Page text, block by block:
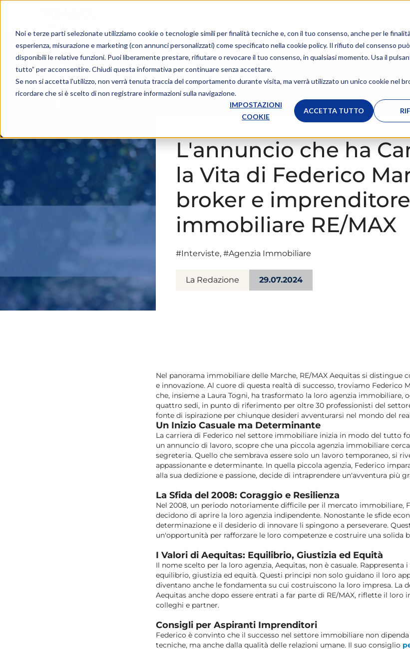
Noi e terze parti selezionate utilizziamo cookie o tecnologie simili per finalità tecniche e, con il tuo consenso, anche per le
esperienza, misurazione e marketing (con annunci personalizzati) come specificato nella cookie policy. Il rifiuto del consenso
disponibili le relative funzioni. Puoi liberamente prestare, rifiutare o revocare il tuo consenso, in qualsiasi momento. Usa il
tutto” per acconsentire. Chiudi questa informativa per continuare senza accettare.
Se non si accetta l'utilizzo, non verrà tenuta traccia del comportamento durante visita, ma verrà utilizzato un unico cookie nel
ricordare che si è scelto di non registrare informazioni sulla navigazione.
IMPOSTAZIONI
COOKIE
ACCETTA TUTTO
L'annuncio che ha
la Vita di Federico
broker e imprenditore
immobiliare RE/MAX
#Interviste, #Agenzia Immobiliare
La Redazione 29.07.2024
Nel panorama immobiliare delle Marche, RE/MAX Aequitas si distingue
e innovazione. Al cuore di questa realtà di successo, troviamo Federico
che, insieme a Laura Togni, ha trasformato la loro agenzia immobiliare,
quattro sedi, in punto di riferimento per oltre 30 professionisti del
fonte di ispirazione per chiunque desideri avventurarsi nel mondo del
Un Inizio Casuale ma Determinante
La carriera di Federico nel settore immobiliare inizia in modo del tutto
un annuncio di lavoro, scopre che una piccola agenzia immobiliare
segreteria. Quello che sembrava essere solo un lavoro temporaneo, si
appassionante e determinante. In quella piccola agenzia, Federico
alla sua dedizione e passione, decide di intraprendere un'avventura più
La Sfida del 2008: Coraggio e Resilienza
Nel 2008, un periodo notoriamente difficile per il mercato immobiliare,
decidono di aprire la loro agenzia indipendente. Nonostante le sfide
determinazione e il desiderio di innovare li spingono a perseverare.
un'opportunità per rafforzare le loro competenze e costruire una solida
I Valori di Aequitas: Equilibrio, Giustizia ed Equità
Il nome scelto per la loro agenzia, Aequitas, non è casuale.
equilibrio, giustizia ed equità. Questi principi non solo guidano il loro
diventano anche le fondamenta su cui costruiscono la loro impresa. La
Aequitas anche dopo essere entrati a far parte di RE/MAX, riflette il loro
colleghi e partner.
Consigli per Aspiranti Imprenditori
Federico è convinto che il successo nel settore immobiliare non
tecniche, ma anche dalla qualità delle relazioni umane. Il suo consiglio